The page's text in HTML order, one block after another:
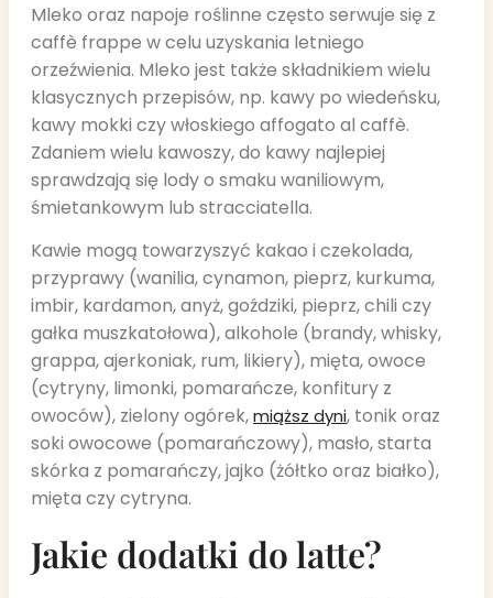
Mleko oraz napoje roślinne często serwuje się z
caffè frappe w celu uzyskania letniego
orzeźwienia. Mleko jest także składnikiem wielu
klasycznych przepisów, np. kawy po wiedeńsku,
kawy mokki czy włoskiego affogato al caffè.
Zdaniem wielu kawoszy, do kawy najlepiej
sprawdzają się lody o smaku waniliowym,
śmietankowym lub stracciatella.
Kawie mogą towarzyszyć kakao i czekolada,
przyprawy (wanilia, cynamon, pieprz, kurkuma,
imbir, kardamon, anyż, goździki, pieprz, chili czy
gałka muszkatołowa), alkohole (brandy, whisky,
grappa, ajerkoniak, rum, likiery), mięta, owoce
(cytryny, limonki, pomarańcze, konfitury z
owoców), zielony ogórek,miąższ dyni, tonik oraz
soki owocowe (pomarańczowy), masło, starta
skórka z pomarańczy, jajko (żółtko oraz białko),
mięta czy cytryna.
Jakie dodatki do latte?